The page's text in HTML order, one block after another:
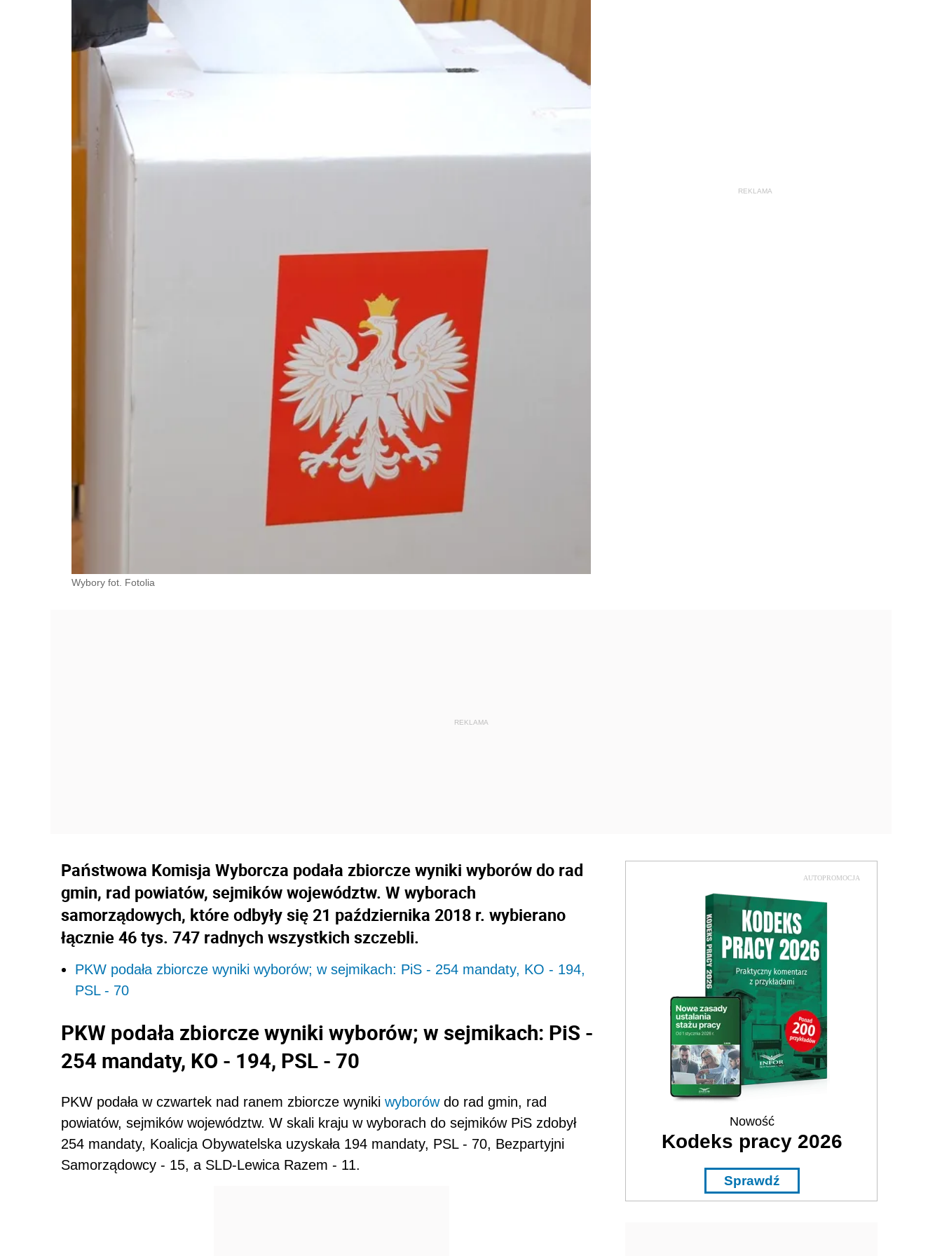
Wybory fot. Fotolia
Państwowa Komisja Wyborcza podała zbiorcze wyniki wyborów do rad
gmin, rad powiatów, sejmików województw. W wyborach
samorządowych, które odbyły się 21 października 2018 r. wybierano
łącznie 46 tys. 747 radnych wszystkich szczebli.
PKW podała zbiorcze wyniki wyborów; w sejmikach: PiS - 254 mandaty, KO - 194,
PSL - 70
PKW podała zbiorcze wyniki wyborów; w sejmikach: PiS -
254 mandaty, KO - 194, PSL - 70
PKW podała w czwartek nad ranem zbiorcze wyniki wyborówdo rad gmin, rad
powiatów, sejmików województw. W skali kraju w wyborach do sejmików PiS zdobył
254 mandaty, Koalicja Obywatelska uzyskała 194 mandaty, PSL - 70, Bezpartyjni
Samorządowcy - 15, a SLD-Lewica Razem - 11.
AUTOPROMOCJA
Nowość
Kodeks pracy 2026
Sprawdź